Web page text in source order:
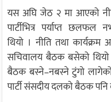
यस अघि जेठ २ मा आएको
पार्टीभित्र पर्याप्त छलफल
थियो । नीति तथा कार्यक्रम
सचिवालय बैठक बसेको
बैठक बस्ने–नबस्ने टुंगो
पार्टी संसदीय दलको बैठक